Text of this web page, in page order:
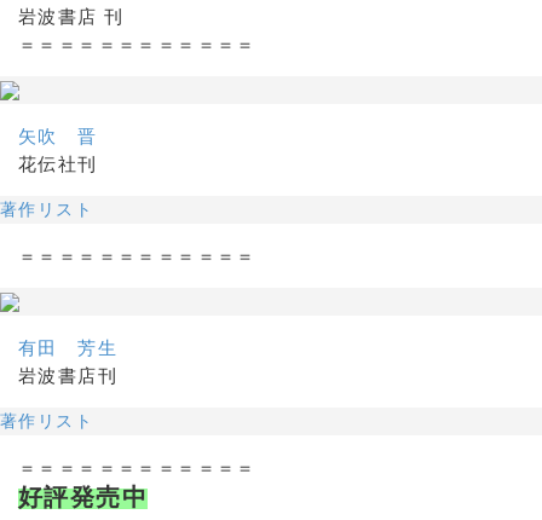
岩波書店 刊
＝＝＝＝＝＝＝＝＝＝＝＝
矢吹 晋
花伝社刊
著作リスト
＝＝＝＝＝＝＝＝＝＝＝＝
有田 芳生
岩波書店刊
著作リスト
＝＝＝＝＝＝＝＝＝＝＝＝
好評発売中